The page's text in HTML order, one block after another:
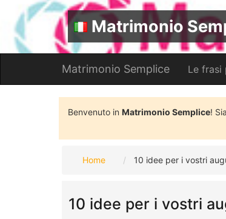
Matrimonio
Matrimonio Semplice Le frasi
Benvenuto in Matrimonio Semplice!
Home 10 idee per i vostri
10 idee per i vostri